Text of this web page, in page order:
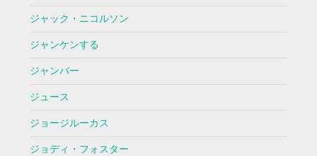
ジャック・ニコルソン
ジャンケンする
ジャンバー
ジュース
ジョージルーカス
ジョディ・フォスター